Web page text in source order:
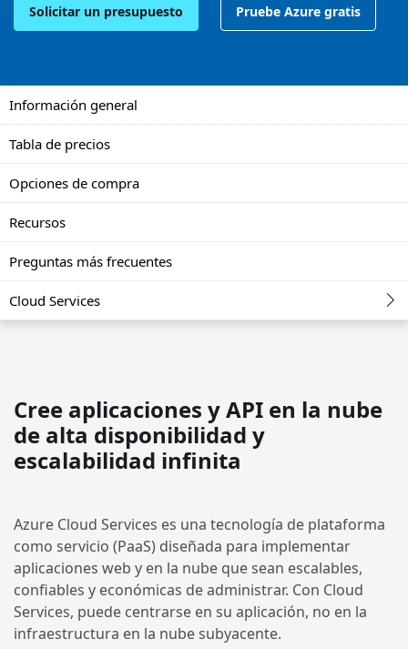
Solicitar un presupuesto Pruebe Azure gratis
Información general
Tabla de precios
Opciones de compra
Recursos
Preguntas más frecuentes
Cloud Services
Cree aplicaciones y API en la nube
de alta disponibilidad y
escalabilidad infinita
Azure Cloud Services es una tecnología de plataforma
como servicio (PaaS) diseñada para implementar
aplicaciones web y en la nube que sean escalables,
confiables y económicas de administrar. Con Cloud
Services, puede centrarse en su aplicación, no en la
infraestructura en la nube subyacente.